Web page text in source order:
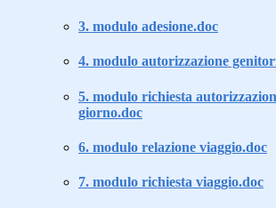
3. modulo adesione.doc
4. modulo autorizzazione
5. modulo richiesta
giorno.doc
6. modulo relazione viaggio.doc
7. modulo richiesta viaggio.doc